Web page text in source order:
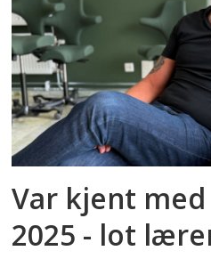
Var kjent
2025 - lot